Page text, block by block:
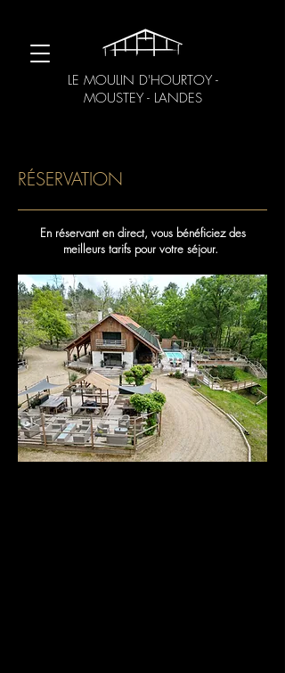
LE MOULIN D'HOURTOY -
MOUSTEY - LANDES
RÉSERVATION
En réservant en direct, vous bénéficiez des
meilleurs tarifs pour votre séjour.